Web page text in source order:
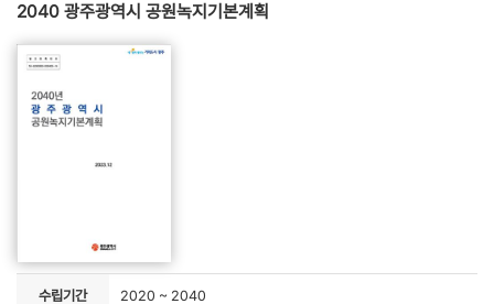
2040 광주광역시 공원녹지기본계획
수립기간 2020 ~ 2040